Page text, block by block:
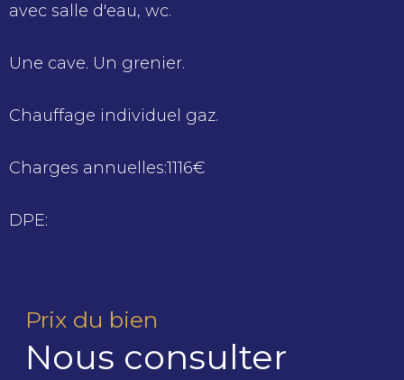
avec salle d'eau, wc.
Une cave. Un grenier.
Chauffage individuel gaz.
Charges annuelles:1116€
DPE:
Prix du bien
Nous consulter